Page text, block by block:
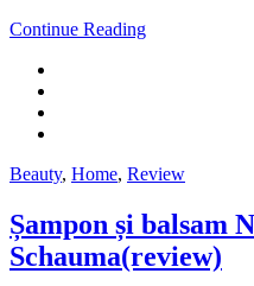
Continue Reading
Beauty, Home, Review
Șampon și balsam
Schauma(review)